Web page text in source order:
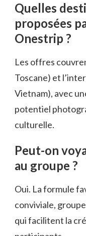
Quelles
proposées
Onestrip ?
Les offres
Toscane) et
Vietnam), avec
potentiel
culturelle.
Peut-on
au groupe ?
Oui. La formule
conviviale,
qui facilitent la